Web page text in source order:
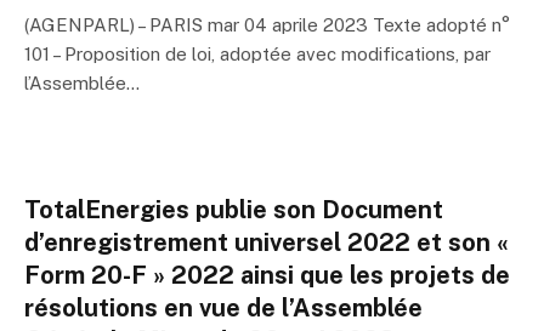
(AGENPARL) – PARIS mar 04 aprile 2023 Texte adopté n°
101 – Proposition de loi, adoptée avec modifications, par
l’Assemblée…
TotalEnergies publie son Document
d’enregistrement universel 2022 et son «
Form 20-F » 2022 ainsi que les projets de
résolutions en vue de l’Assemblée